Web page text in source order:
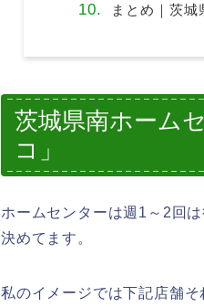
まとめ｜茨
茨城県南ホーム
コ」
ホームセンターは週1～2回
決めてます。
私のイメージでは下記店舗